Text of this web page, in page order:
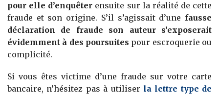
pour elle d’enquêter ensuite sur la réalité de cette
fraude et son origine. S’il s’agissait d’une fausse
déclaration de fraude son auteur s’exposerait
évidemment à des poursuites pour escroquerie ou
complicité.
Si vous êtes victime d’une fraude sur votre carte
bancaire, n’hésitez pas à utiliser la lettre type de